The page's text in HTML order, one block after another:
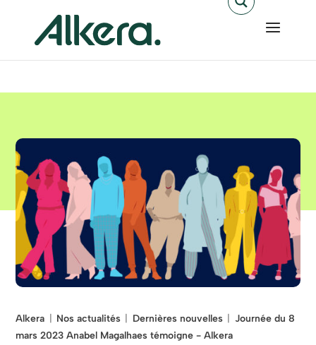
Alkera Nos actualités Dernières nouvelles
Journée du 8
mars 2023 Anabel Magalhaes témoigne - Alkera